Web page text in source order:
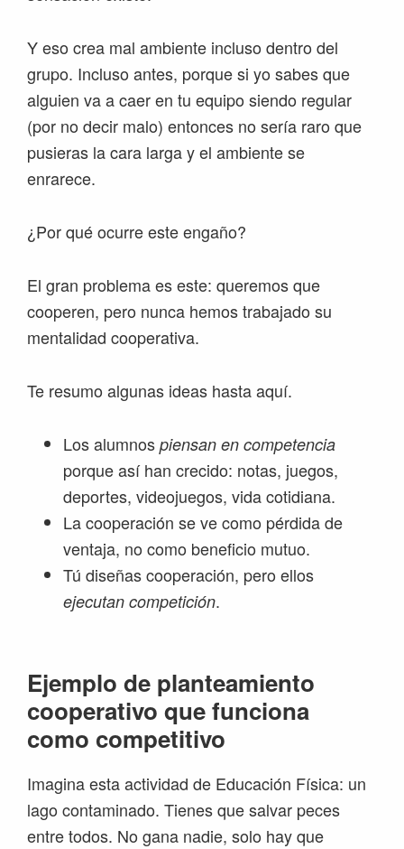
Y eso crea mal ambiente incluso dentro del
grupo. Incluso antes, porque si yo sabes que
alguien va a caer en tu equipo siendo regular
(por no decir malo) entonces no sería raro que
pusieras la cara larga y el ambiente se
enrarece.
¿Por qué ocurre este engaño?
El gran problema es este: queremos que
cooperen, pero nunca hemos trabajado su
mentalidad cooperativa.
Te resumo algunas ideas hasta aquí.
Los alumnos piensan en competencia
porque así han crecido: notas, juegos,
deportes, videojuegos, vida cotidiana.
La cooperación se ve como pérdida de
ventaja, no como beneficio mutuo.
Tú diseñas cooperación, pero ellos
ejecutan competición.
Ejemplo de planteamiento
cooperativo que funciona
como competitivo
Imagina esta actividad de Educación Física: un
lago contaminado. Tienes que salvar peces
entre todos. No gana nadie, solo hay que